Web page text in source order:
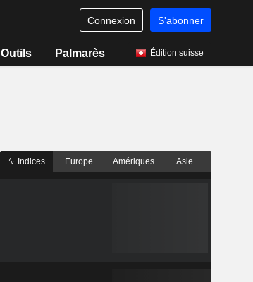
Connexion S'abonner
Outils Palmarès Édition suisse
Indices Europe Amériques Asie